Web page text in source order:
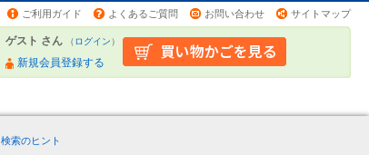
ご利用ガイド よくあるご質問 お問い合わせ サイトマップ
ゲスト さん （ログイン）
新規会員登録する
検索のヒント